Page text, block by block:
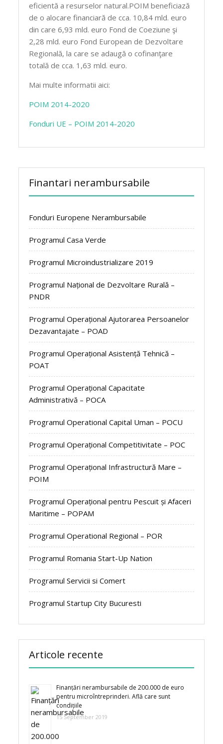
eficientă a resurselor natural.POIM beneficiază
de o alocare financiară de cca. 10,84 mld. euro
din care 6,93 mld. euro Fond de Coeziune şi
2,28 mld. euro Fond European de Dezvoltare
Regională, la care se adaugă o cofinanţare
totală de cca. 1,63 mld. euro.
Mai multe informatii aici:
POIM 2014-2020
Fonduri UE – POIM 2014-2020
Finantari nerambursabile
Fonduri Europene Nerambursabile
Programul Casa Verde
Programul Microindustrializare 2019
Programul Național de Dezvoltare Rurală –
PNDR
Programul Operațional Ajutorarea Persoanelor
Dezavantajate – POAD
Programul Operațional Asistență Tehnică –
POAT
Programul Operațional Capacitate
Administrativă – POCA
Programul Operational Capital Uman – POCU
Programul Operațional Competitivitate – POC
Programul Operațional Infrastructură Mare –
POIM
Programul Operațional pentru Pescuit și Afaceri
Maritime – POPAM
Programul Operational Regional – POR
Programul Romania Start-Up Nation
Programul Servicii si Comert
Programul Startup City Bucuresti
Articole recente
Finanțări nerambursabile de 200.000 de euro
pentru microîntreprinderi. Află care sunt
condițiile
15 September 2019